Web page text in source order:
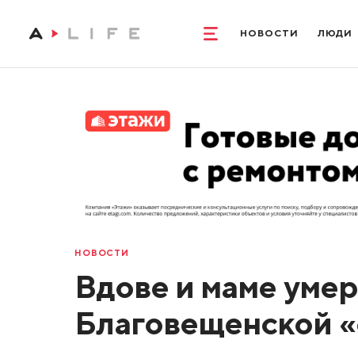
НОВОСТИ ЛЮДИ
НОВОСТИ
Вдове и маме
Благовещенской